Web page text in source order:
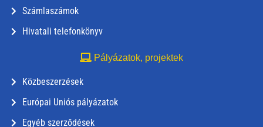
Számlaszámok
Hivatali telefonkönyv
Pályázatok, projektek
Közbeszerzések
Európai Uniós pályázatok
Egyéb szerződések